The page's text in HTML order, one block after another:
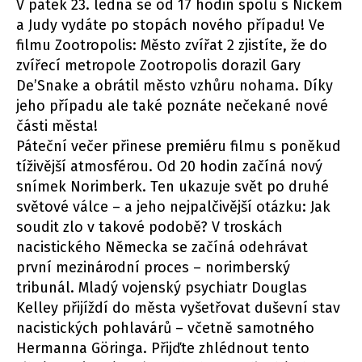
V pátek 23. ledna se od 17 hodin spolu s Nickem
a Judy vydáte po stopách nového případu! Ve
filmu Zootropolis: Město zvířat 2 zjistíte, že do
zvířecí metropole Zootropolis dorazil Gary
De’Snake a obrátil město vzhůru nohama. Díky
jeho případu ale také poznáte nečekané nové
části města!
Páteční večer přinese premiéru filmu s poněkud
tíživější atmosférou. Od 20 hodin začíná nový
snímek Norimberk. Ten ukazuje svět po druhé
světové válce – a jeho nejpalčivější otázku: Jak
soudit zlo v takové podobě? V troskách
nacistického Německa se začíná odehrávat
první mezinárodní proces – norimberský
tribunál. Mladý vojenský psychiatr Douglas
Kelley přijíždí do města vyšetřovat duševní stav
nacistických pohlavárů – včetně samotného
Hermanna Göringa. Přijďte zhlédnout tento